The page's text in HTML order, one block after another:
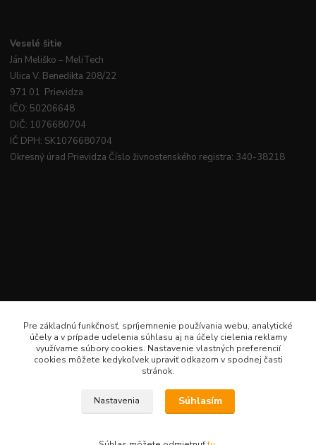
Veselé šitie
Ján Meliško – MeliTech
Ulica V. Benedikta 208/22
971 01 Prievidza
IČO: 50206648
DIČ: 1076680704
IČ DPH: SK1076680704
Okresný úrad Prievidza Číslo živnostenského registra: 340-38218
lenkameliskovapd@gmail.com · Hotline: Lenka Melišková 0949 224 331
Pre základnú funkčnosť, spríjemnenie používania webu, analytické
účely a v prípade udelenia súhlasu aj na účely cielenia reklamy
využívame súbory cookies. Nastavenie vlastných preferencií
cookies môžete kedykoľvek upraviť odkazom v spodnej časti
stránok.
Nastavenia Súhlasím